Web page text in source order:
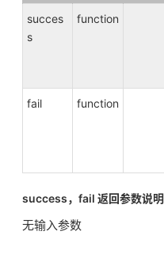
succes
s
function
fail function
success，fail 返回参数说明
无输入参数